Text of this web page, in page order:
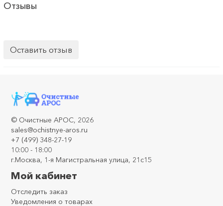
Отзывы
Оставить отзыв
© Очистные АРОС, 2026
sales@ochistnye-aros.ru
+7 (499) 348-27-19
10:00 - 18:00
г.Москва, 1-я Магистральная улица, 21с15
Мой кабинет
Отследить заказ
Уведомления о товарах